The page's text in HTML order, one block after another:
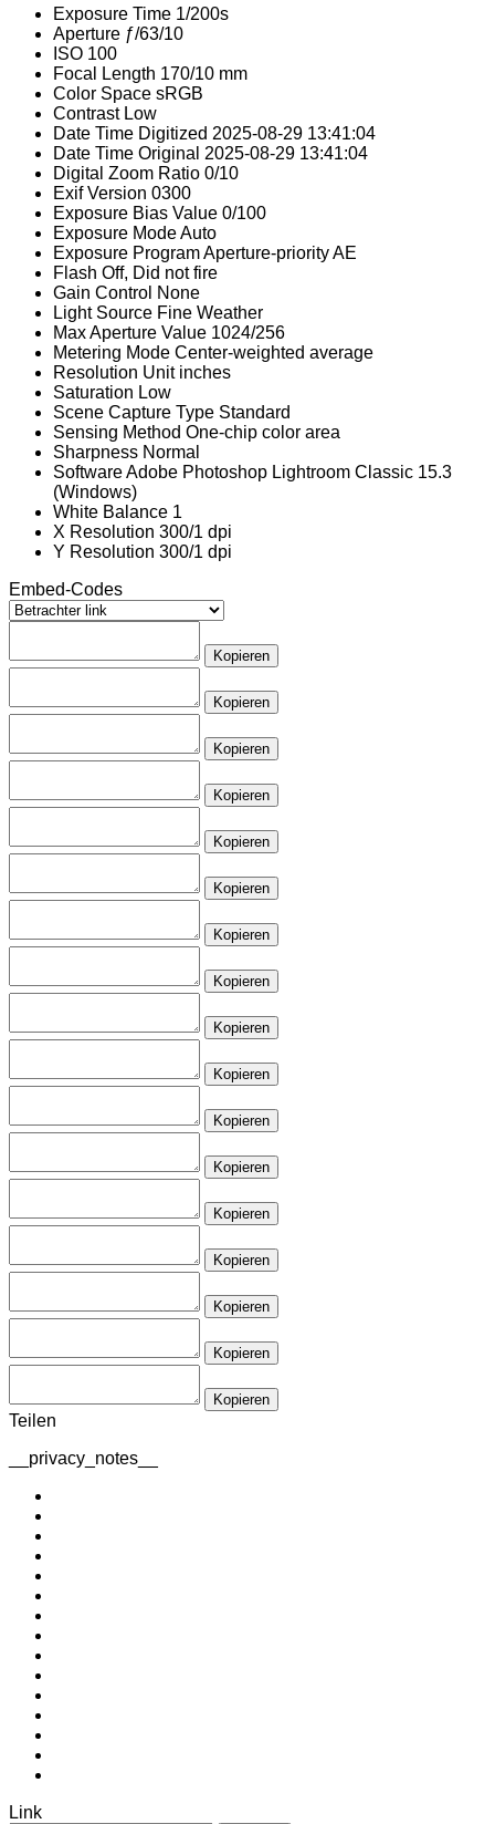
Exposure Time 1/200s
Aperture ƒ/63/10
ISO 100
Focal Length 170/10 mm
Color Space sRGB
Contrast Low
Date Time Digitized 2025-08-29 13:41:04
Date Time Original 2025-08-29 13:41:04
Digital Zoom Ratio 0/10
Exif Version 0300
Exposure Bias Value 0/100
Exposure ModeAuto
Exposure ProgramAperture-priority AE
Flash Off, Did not fire
Gain Control None
Light Source Fine Weather
Max Aperture Value 1024/256
Metering Mode Center-weighted average
Resolution Unit inches
Saturation Low
Scene Capture Type Standard
Sensing Method One-chip color area
Sharpness Normal
SoftwareAdobe Photoshop Lightroom Classic 15.3
(Windows)
White Balance 1
X Resolution 300/1 dpi
Y Resolution 300/1 dpi
Embed-Codes
Kopieren
Kopieren
Kopieren
Kopieren
Kopieren
Kopieren
Kopieren
Kopieren
Kopieren
Kopieren
Kopieren
Kopieren
Kopieren
Kopieren
Kopieren
Kopieren
Kopieren
Teilen
__privacy_notes__
Link